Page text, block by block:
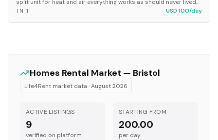
split unit for heat and air everything works as should never lived
in good as new condition bui...
TN-1 USD 100/day
Homes Rental Market — Bristol
Life4Rent market data ·August 2026
ACTIVE LISTINGS
9
verified on platform
STARTING FROM
200.00
per day